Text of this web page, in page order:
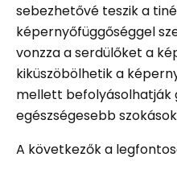
sebezhetővé teszik a
képernyőfüggőséggel
vonzza a serdülőket a
kiküszöbölhetik a
mellett befolyásolhatják
egészségesebb
A következők a